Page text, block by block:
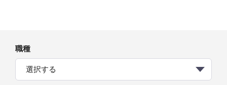
職種
選択する